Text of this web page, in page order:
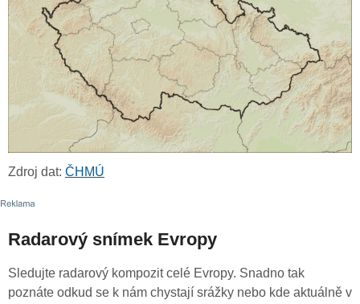
Zdroj dat: ČHMÚ
Radarový snímek Evropy
Sledujte radarový kompozit celé Evropy. Snadno tak
poznáte odkud se k nám chystají srážky nebo kde aktuálně v